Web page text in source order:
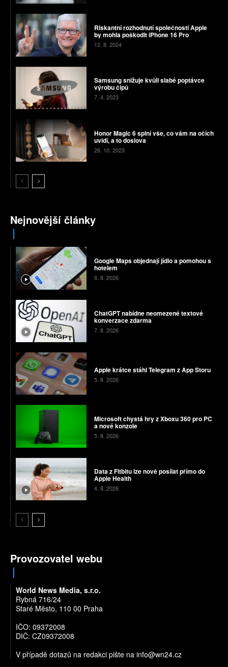
Riskantní rozhodnutí společnosti Apple
by mohla poškodit iPhone 16 Pro
12. 8. 2024
Samsung snižuje kvůli slabé poptávce
výrobu čipů
7. 4. 2023
Honor Magic 6 splní vše, co vám na očích
uvidí, a to doslova
26. 10. 2023
Nejnovější články
Google Maps objednají jídlo a pomohou s
hotelem
8. 8. 2026
ChatGPT nabídne neomezené textové
konverzace zdarma
7. 8. 2026
Apple krátce stáhl Telegram z App Storu
5. 8. 2026
Microsoft chystá hry z Xboxu 360 pro PC
a nové konzole
5. 8. 2026
Data z Fitbitu lze nově posílat přímo do
Apple Health
4. 8. 2026
Provozovatel webu
World News Media, s.r.o.
Rybná 716/24
Staré Město, 110 00 Praha
IČO: 09372008
DIČ: CZ09372008
V případě dotazů na redakci pište na info@wn24.cz